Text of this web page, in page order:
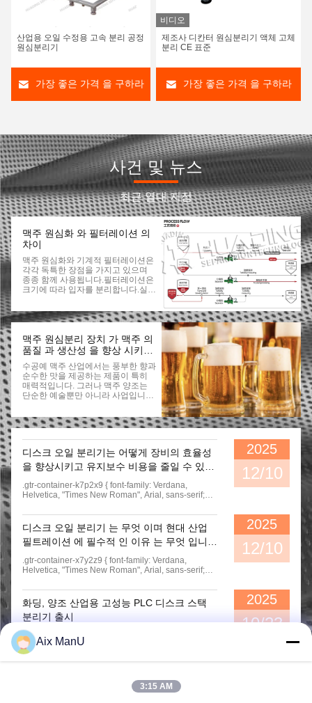
산업용 오일 수정용 고속 분리 공정
원심분리기
가장 좋은 가격 을 구하라
비디오
제조사 디칸터 원심분리기 액체 고체
분리 CE 표준
가장 좋은 가격 을 구하라
사건 및 뉴스
최근 열대 지점
맥주 원심화 와 필터레이션 의
차이
맥주 원심화와 기계적 필터레이션은
각각 독특한 장점을 가지고 있으며
종종 함께 사용됩니다.필터레이션은
크기에 따라 입자를 분리합니다.실용
분화는 일반적으로 필터레이션을 앞
당깁니다. 원심분기는 더 큰 고체 입
레이션 프로세스의 작업 부하를 완화
합니다.이 복합적 접근 방식은 특히
맥주 유통 기간을 연장하는 데 효과
적입니다.수출용 또는 대형 마켓의
셰프에 전시되는 맥주를 위해, 냉동
무스 예방을 위해 필터레이션은 필수
적입니다.그러나, 더 빠른 재고 순환
려는 양조장은 독립적인 원심분리를
매우 유용하게 생각합니다.원심분리
화합물을 보존합니다, 따라서 맛과
품질을 유지합니다.
맥주 원심분리 장치 가 맥주 의
품질 과 생산성 을 향상 시키는
방법
수공예 맥주 산업에서는 풍부한 향과
순수한 맛을 제공하는 제품이 특히
매력적입니다. 그러나 맥주 양조는
단순한 예술뿐만 아니라 사업입니다.
는 것은 생산, 보관 기간 및 수익성을
증가시키는 동시에 최고의 맥주를 양
에 혁명을 일으켰고, 양조장이 그들
의 운영과 제품을 새로운 수준으로
끌어올릴 수 있게 했습니다.
디스크 오일 분리기는 어떻게 장비의 효율성
을 향상시키고 유지보수 비용을 줄일 수 있습
니까?
.gtr-container-k7p2x9 { font-family: Verdana,
Helvetica, "Times New Roman", Arial, sans-serif;
sizing: border-box; max-width: 100%; overflow-x:
hidden; } .gtr-container-k7p2x9 p { font-size: 14px;
margin-bottom: 1em; text-align: left !important; line-
height: 1.6; word-break: normal; overflow-wrap:
bold; } .gtr-container-k7p2x9 em { font-style: italic; }
.gtr-container-k7p2x9-main-title { font-size: 18px;
#0056b3; text-align: left !important; } .gtr-container-
k7p2x9-question-section { margin-bottom: 25px; }
.gtr-container-k7p2x9-question-title { font-size:
16px; font-weight: bold; margin-top: 25px; margin-
bottom: 10px; color: #333; text-align: left !important;
} .gtr-container-k7p2x9-list { list-style: none
!important; padding-left: 25px; margin-bottom: 15px;
margin-top: 10px; } .gtr-container-k7p2x9-list li {
2025
12/10
디스크 오일 분리기 는 무엇 이며 현대 산업
필트레이션 에 필수적 인 이유 는 무엇 입니
까?
.gtr-container-x7y2z9 { font-family: Verdana,
Helvetica, "Times New Roman", Arial, sans-serif;
width: 100%; box-sizing: border-box; } .gtr-
container-x7y2z9 p { font-size: 14px; margin-
bottom: 1em; text-align: left !important; } .gtr-
container-x7y2z9 strong { font-weight: bold; } .gtr-
container-x7y2z9 em { font-style: italic; } .gtr-
container-x7y2z9 .gtr-main-title { font-size: 18px;
font-weight: bold; margin-bottom: 1.5em; text-align:
2025
12/10
화딩, 양조 산업용 고성능 PLC 디스크 스택
분리기 출시
.gtr-container-a7b3c9 { 글꼴 계열: Verdana,
Helvetica, "Times New Roman", Arial, sans-serif; 색
상: #333; 줄 높이: 1.6; 패딩: 15px; 최대 너비: 100%;
상자 크기 조정: 테두리 상자; } .gtr-container-a7b3c9
쪽!중요; } .gtr-container-a7b3c9 .gtr-title { 글꼴 크기:
18px; 글꼴 두께: 굵게; 여백-하단: 1.5em; 색상:
2025
10/23
Aix ManU
3:15 AM